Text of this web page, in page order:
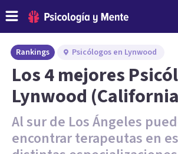
Rankings Psicólogos en Lynwood
Los 4 mejores
Lynwood
Al sur de Los Ángeles
encontrar terapeutas en